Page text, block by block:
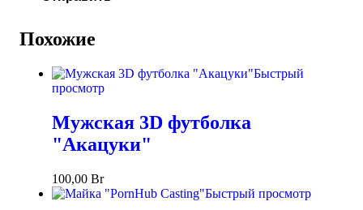
Похожие
Быстрый
просмотр
Мужская 3D футболка
"Акацуки"
100,00 Br
Быстрый просмотр